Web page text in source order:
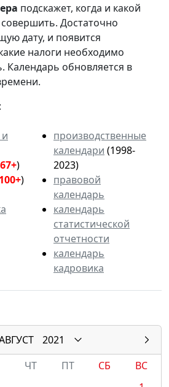
подскажет, когда и какой
Достаточно
дату, и появится
налоги необходимо
Календарь обновляется в
:
)
100+)
производственные
календари (1998-
2023)
правовой
календарь
календарь
статистической
отчетности
календарь
кадровика
2021
ЧТ ПТ СБ
ВС